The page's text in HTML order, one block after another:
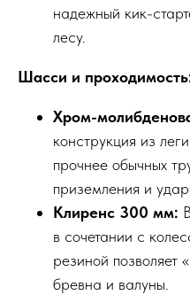
надежный кик-
лесу.
Шасси и
Хром-
конструкция из
прочнее обычных
приземления и
Клиренс 300 мм:
в сочетании с
резиной позволяет
бревна и валуны.